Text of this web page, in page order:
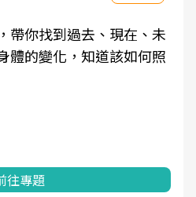
帶你找到過去、現在、未
體的變化，知道該如何照
往專題